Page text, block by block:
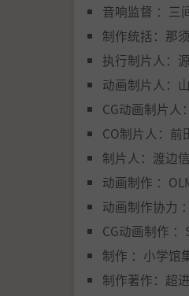
音响监督 ：三
制作统括：那
执行制片人：
动画制片人：
CG动画制片人
CO制片人：
制片人：渡边
动画制作 ：
动画制作协力
CG动画制作 ：
制作 ：小学馆
制作著作：超